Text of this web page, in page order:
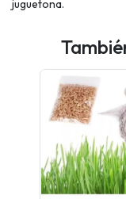
juguetona.